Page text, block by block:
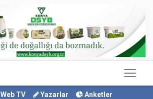
Web TV Yazarlar
Anketler